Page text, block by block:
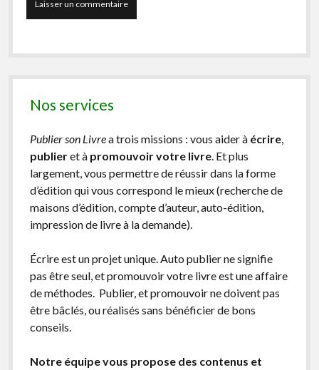
Nos services
Publier son Livrea trois missions : vous aider à écrire,
publieret à promouvoir votre livre. Et plus
largement, vous permettre de réussir dans la forme
d’édition qui vous correspond le mieux (recherche de
maisons d’édition, compte d’auteur, auto-édition,
impression de livre à la demande).
Écrire est un projet unique. Auto publier ne signifie
pas être seul, et promouvoir votre livre est une affaire
de méthodes. Publier, et promouvoir ne doivent pas
être bâclés, ou réalisés sans bénéficier de bons
conseils.
Notre équipe vous propose des contenus et